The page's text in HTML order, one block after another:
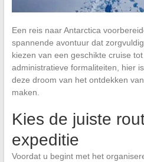
Een reis naar Antarctica
spannende avontuur dat
kiezen van een geschikte cruise
administratieve formaliteiten, hier
deze droom van het ontdekken
maken.
Kies de juiste
expeditie
Voordat u begint met het